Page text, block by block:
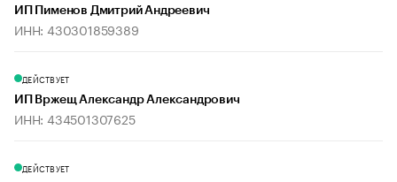
ИП Пименов Дмитрий Андреевич
ИНН: 430301859389
ДЕЙСТВУЕТ
ИП Вржещ Александр Александрович
ИНН: 434501307625
ДЕЙСТВУЕТ